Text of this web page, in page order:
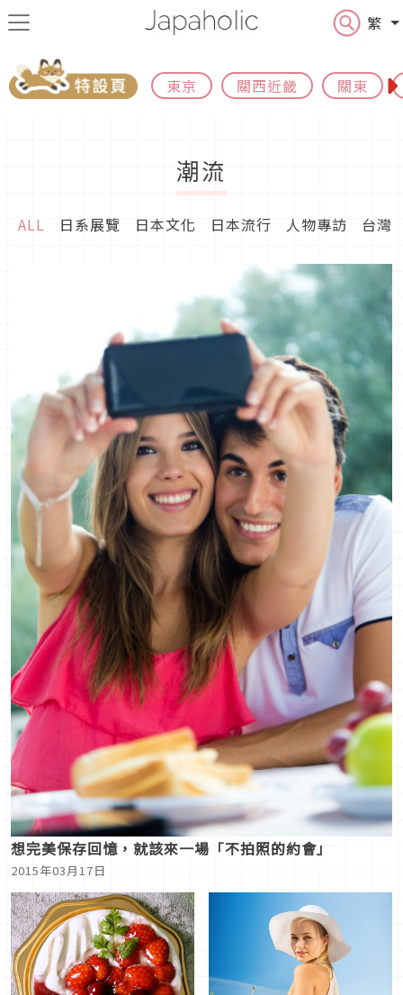
繁
東京 關西近畿 關東
潮流
ALL 日系展覽 日本文化 日本流行 人物專訪 台灣
想完美保存回憶，就該來一場「不拍照的約會」
2015年03月17日